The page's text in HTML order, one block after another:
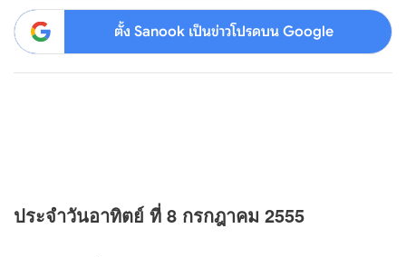
ตั้ง Sanook เป็นข่าวโปรดบน Google
ประจำวันอาทิตย์ ที่ 8 กรกฎาคม 2555